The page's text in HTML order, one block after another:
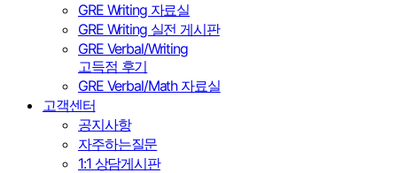
GRE Writing 자료실
GRE Writing 실전 게시판
GRE Verbal/Writing
고득점 후기
GRE Verbal/Math 자료실
고객센터
공지사항
자주하는질문
1:1 상담게시판